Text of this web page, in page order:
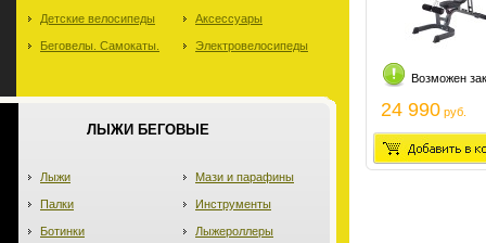
Детские велосипеды
Беговелы. Самокаты.
Аксессуары
Электровелосипеды
ЛЫЖИ БЕГОВЫЕ
Лыжи
Палки
Ботинки
Мази и парафины
Инструменты
Лыжероллеры
Возможен
24 990 руб.